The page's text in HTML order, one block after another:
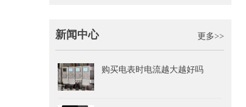
新闻中心 更多>>
购买电表时电流越大越好吗